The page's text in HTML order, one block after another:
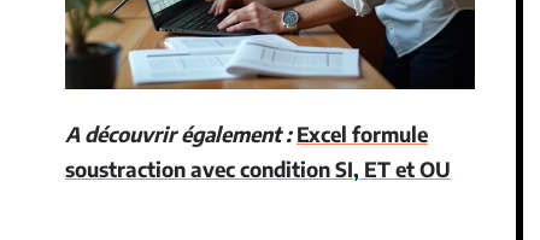
A découvrir également : Excel formule
soustraction avec condition SI, ET et OU